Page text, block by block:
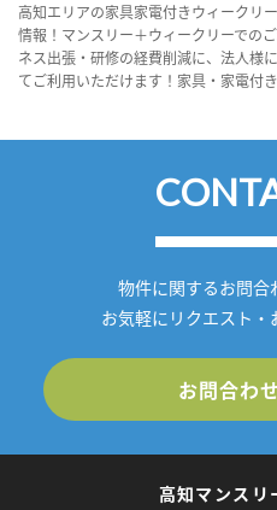
高知エリアの家具家電付きウィークリ
情報！マンスリー＋ウィークリーでの
ネス出張・研修の経費削減に、法人様
てご利用いただけます！家具・家電付
物件に関するお問合
お気軽にリクエスト・
お問合わ
高知マンスリ